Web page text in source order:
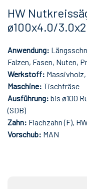
HW
ø100x4.0/
Anwendung:
Falzen, Fasen, Nuten,
Werkstoff:
Maschine: Tischfräse
Ausführung: bis ø100
(SDB)
Zahn: Flachzahn (F),
Vorschub: MAN